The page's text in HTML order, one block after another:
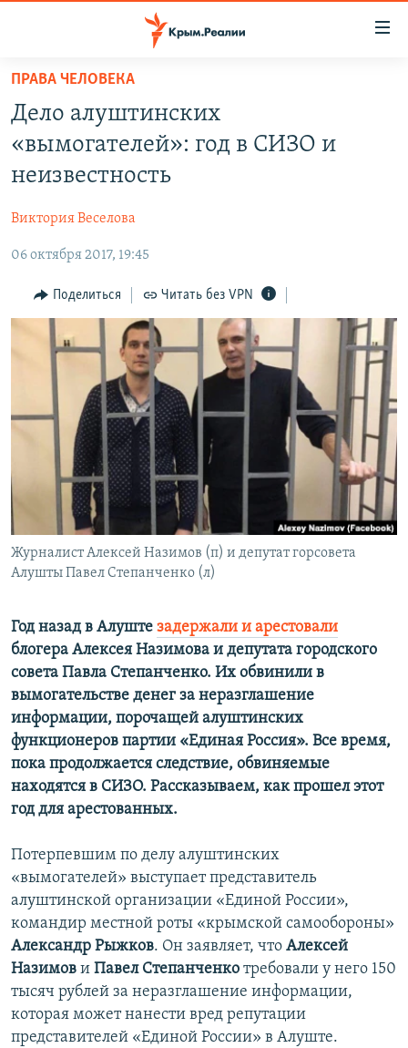
Вернуться
основному
содержанию
главной
навигации
Вернутся
поиску
СПЕЦПРОЕКТЫ
11 ЛЕТ ОККУПАЦИИ КРЫМА. 11 ИСТОРИЙ СОПРОТИВЛЕНИЯ
ЕЩЕ
ИНТЕРАКТИВ
ИНФОГРАФИКА
ТЕЛЕПРОЕКТ КРЫМ.РЕАЛИИ
СОВЕТЫ ПРАВОЗАЩИТНИКОВ
ПРОПАВШИЕ БЕЗ ВЕСТИ
ПОБЕДИТЕЛЕЙ НЕ СУДЯТ?
КРЫМ.НЕПОКОРЕННЫЙ
ELIFBE
УКРАИНСКАЯ ПРОБЛЕМА КРЫМА
РАДІО СВОБОДА
КАК ОБОЙТИ БЛОКИРОВКУ
Українською
Qırımtatar
ПРИСОЕДИНЯЙТЕСЬ!
Все сайты RFE/RL
ПРАВА ЧЕЛОВЕКА
Дело алуштинских
«вымогателей»: год в СИЗО и
неизвестность
Виктория Веселова
06 октября 2017, 19:45
Поделиться Читать без VPN
Журналист Алексей Назимов (п) и депутат горсовета
Алушты Павел Степанченко (л)
Год назад в Алуште задержали и арестовали
блогера Алексея Назимова и депутата городского
совета Павла Степанченко. Их обвинили в
вымогательстве денег за неразглашение
информации, порочащей алуштинских
функционеров партии «Единая Россия». Все время,
пока продолжается следствие, обвиняемые
находятся в СИЗО. Рассказываем, как прошел этот
год для арестованных.
Потерпевшим по делу алуштинских
«вымогателей» выступает представитель
алуштинской организации «Единой России»,
командир местной роты «крымской самообороны»
Александр Рыжков. Он заявляет, что Алексей
Назимов и Павел Степанченко требовали у него 150
тысяч рублей за неразглашение информации,
которая может нанести вред репутации
представителей «Единой России» в Алуште.